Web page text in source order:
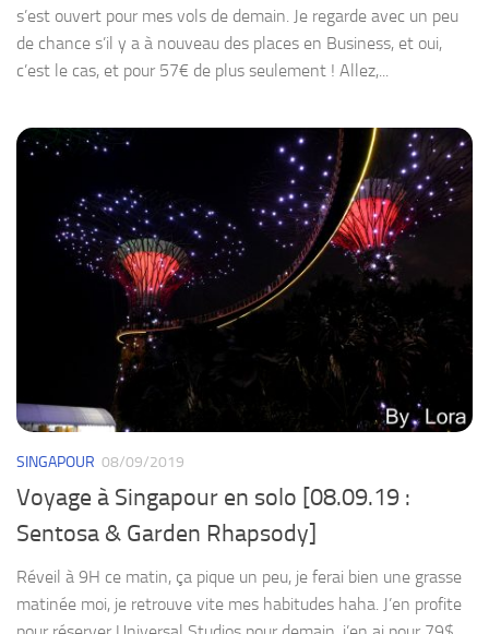
s’est ouvert pour mes vols de demain. Je regarde avec un peu
de chance s’il y a à nouveau des places en Business, et oui,
c’est le cas, et pour 57€ de plus seulement ! Allez,...
SINGAPOUR 08/09/2019
Voyage à Singapour en solo [08.09.19 :
Sentosa & Garden Rhapsody]
Réveil à 9H ce matin, ça pique un peu, je ferai bien une grasse
matinée moi, je retrouve vite mes habitudes haha. J’en profite